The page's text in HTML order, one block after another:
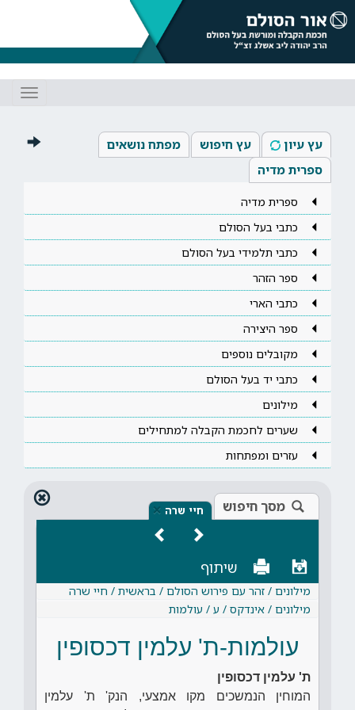
עץ עיון עץ חיפוש
מפתח נושאים
ספרית מדיה
ספרית מדיה
כתבי בעל הסולם
כתבי תלמידי בעל הסולם
ספר הזהר
כתבי הארי
ספר היצירה
מקובלים נוספים
כתבי יד בעל הסולם
מילונים
שערים לחכמת הקבלה למתחילים
עזרים ומפתחות
מסך חיפוש חיי שרה ×
שיתוף
מילונים / זהר עם פירוש הסולם / בראשית / חיי שרה
מילונים / אינדקס / ע / עולמות
עולמות-ת' עלמין דכסופין
ת' עלמין דכסופין
המוחין הנמשכים מקו אמצעי, הנק' ת' עלמין